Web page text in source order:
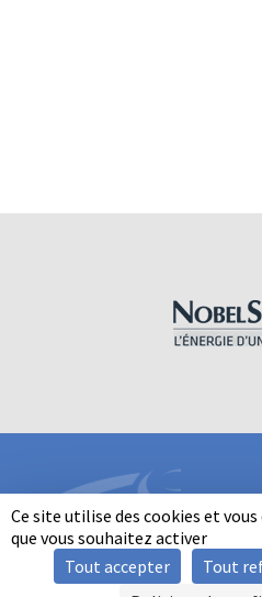
Ce site utilise des cookies et
que vous souhaitez activer
Tout accepter
Tout
INFORMATIONS